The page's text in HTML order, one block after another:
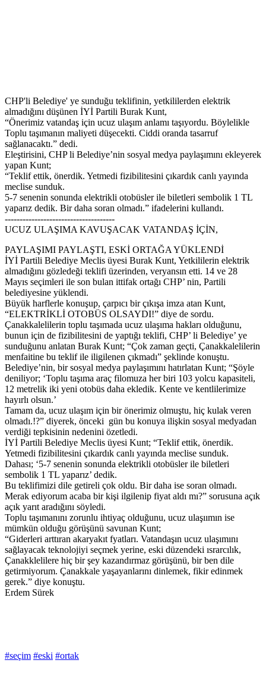
CHP'li Belediye' ye sunduğu teklifinin, yetkililerden elektrik
almadığını düşünen İYİ Partili Burak Kunt,
“Önerimiz vatandaş için ucuz ulaşım anlamı taşıyordu. Böylelikle
Toplu taşımanın maliyeti düşecekti. Ciddi oranda tasarruf
sağlanacaktı.” dedi.
Eleştirisini, CHP li Belediye’nin sosyal medya paylaşımını ekleyerek
yapan Kunt;
“Teklif ettik, önerdik. Yetmedi fizibilitesini çıkardık canlı yayında
meclise sunduk.
5-7 senenin sonunda elektrikli otobüsler ile biletleri sembolik 1 TL
yaparız dedik. Bir daha soran olmadı.” ifadelerini kullandı.
-------------------------------------
UCUZ ULAŞIMA KAVUŞACAK VATANDAŞ İÇİN,
PAYLAŞIMI PAYLAŞTI, ESKİ ORTAĞA YÜKLENDİ
İYİ Partili Belediye Meclis üyesi Burak Kunt, Yetkililerin elektrik
almadığını gözledeği teklifi üzerinden, veryansın etti. 14 ve 28
Mayıs seçimleri ile son bulan ittifak ortağı CHP’ nin, Partili
belediyesine yüklendi.
Büyük harflerle konuşup, çarpıcı bir çıkışa imza atan Kunt,
“ELEKTRİKLİ OTOBÜS OLSAYDI!” diye de sordu.
Çanakkalelilerin toplu taşımada ucuz ulaşıma hakları olduğunu,
bunun için de fizibilitesini de yaptığı teklifi, CHP’ li Belediye’ ye
sunduğunu anlatan Burak Kunt; “Çok zaman geçti, Çanakkalelilerin
menfaitine bu teklif ile iligilenen çıkmadı” şeklinde konuştu.
Belediye’nin, bir sosyal medya paylaşımını hatırlatan Kunt; “Şöyle
deniliyor; ‘Toplu taşıma araç filomuza her biri 103 yolcu kapasiteli,
12 metrelik iki yeni otobüs daha ekledik. Kente ve kentlilerimize
hayırlı olsun.’
Tamam da, ucuz ulaşım için bir önerimiz olmuştu, hiç kulak veren
olmadı.!?” diyerek, önceki gün bu konuya ilişkin sosyal medyadan
verdiği tepkisinin nedenini özetledi.
İYİ Partili Belediye Meclis üyesi Kunt; “Teklif ettik, önerdik.
Yetmedi fizibilitesini çıkardık canlı yayında meclise sunduk.
Dahası; ‘5-7 senenin sonunda elektrikli otobüsler ile biletleri
sembolik 1 TL yaparız’ dedik.
Bu teklifimizi dile getireli çok oldu. Bir daha ise soran olmadı.
Merak ediyorum acaba bir kişi ilgilenip fiyat aldı mı?” sorusuna açık
açık yarıt aradığını söyledi.
Toplu taşımanını zorunlu ihtiyaç olduğunu, ucuz ulaşıımın ise
mümkün olduğu görüşünü savunan Kunt;
“Giderleri arttıran akaryakıt fyatları. Vatandaşın ucuz ulaşımını
sağlayacak teknolojiyi seçmek yerine, eski düzendeki ısrarcılık,
Çanakklelilere hiç bir şey kazandırmaz görüşünü, bir ben dile
getirmiyorum. Çanakkale yaşayanlarını dinlemek, fikir edinmek
gerek.” diye konuştu.
Erdem Sürek
#seçim #eski #ortak